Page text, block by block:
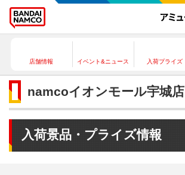
店舗情報 イベント&ニュース 入荷プライズ
namcoイオンモール宇城店
入荷景品・プライズ情報